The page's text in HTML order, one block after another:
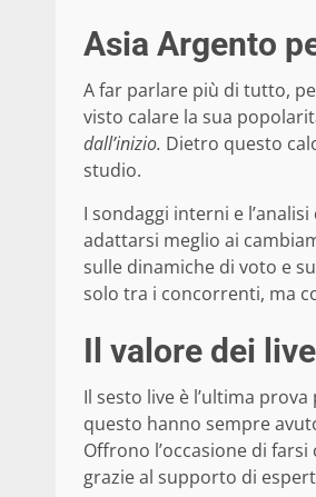
Asia Argento
A far parlare più di tutto,
visto calare la sua
dall’inizio. Dietro questo
studio.
I sondaggi interni e
adattarsi meglio ai
sulle dinamiche di voto e
solo tra i concorrenti, ma
Il valore dei
Il sesto live è l’ultima
questo hanno sempre
Offrono l’occasione di
grazie al supporto di